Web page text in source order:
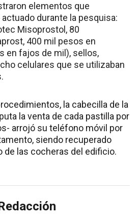
elementos que
durante la pesquisa:
Misoprostol, 80
400 mil pesos en
en fajos de mil), sellos,
celulares que se utilizaban
la cabecilla de la
la venta de cada pastilla por
arrojó su teléfono móvil por
siendo recuperado
de las cocheras del edificio.